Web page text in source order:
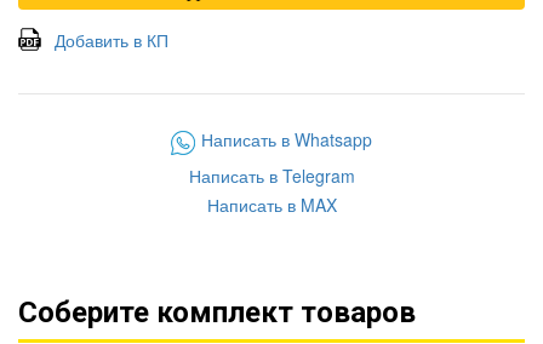
Добавить в КП
Написать в Whatsapp
Написать в Telegram
Написать в MAX
Соберите комплект товаров